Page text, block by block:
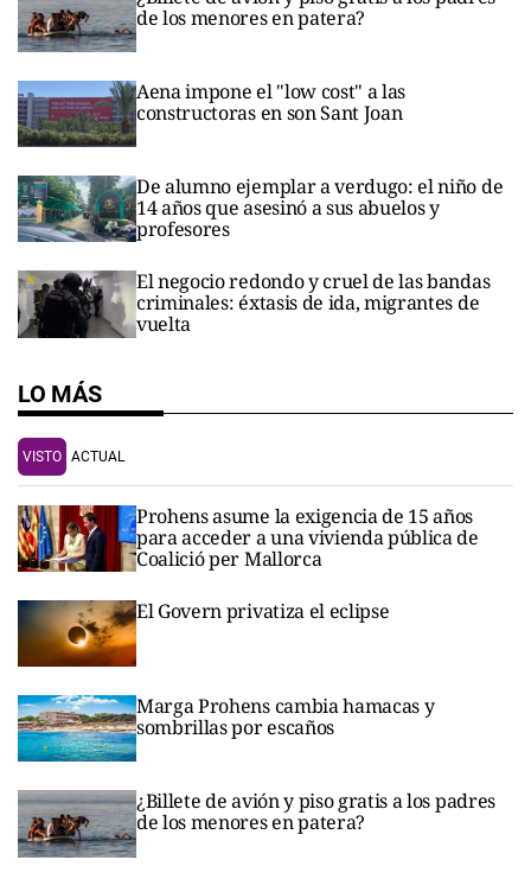
de los menores en patera?
Aena impone el "low cost" a las
constructoras en son Sant Joan
De alumno ejemplar a verdugo: el niño de
14 años que asesinó a sus abuelos y
profesores
El negocio redondo y cruel de las bandas
criminales: éxtasis de ida, migrantes de
vuelta
LO MÁS
VISTO ACTUAL
Prohens asume la exigencia de 15 años
para acceder a una vivienda pública de
Coalició per Mallorca
El Govern privatiza el eclipse
Marga Prohens cambia hamacas y
sombrillas por escaños
¿Billete de avión y piso gratis a los padres
de los menores en patera?